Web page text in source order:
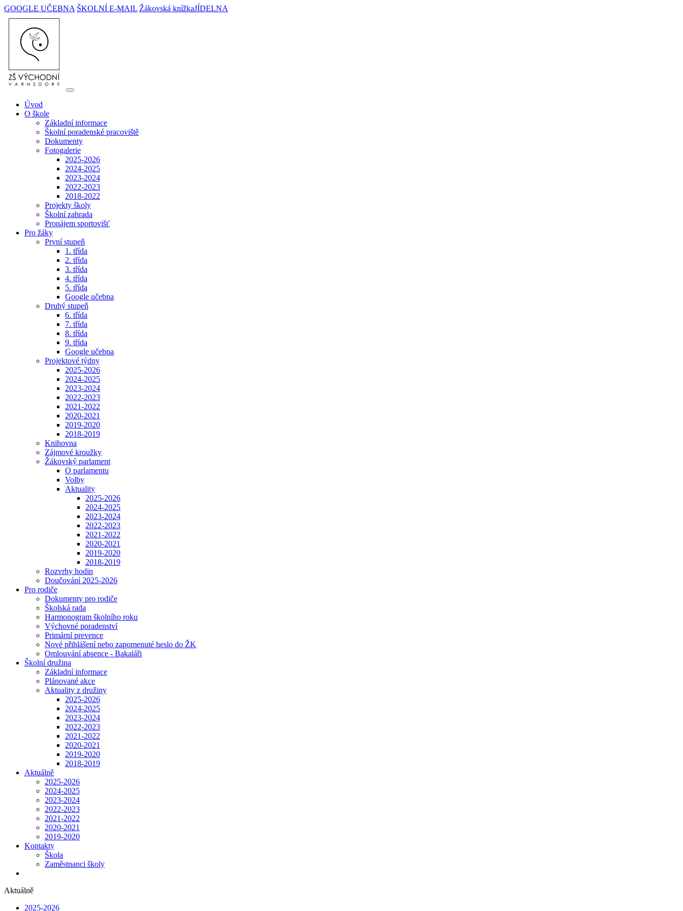
GOOGLE UČEBNA ŠKOLNÍ E-MAIL Žákovská knížkaJÍDELNA
Úvod
O škole
Základní informace
Školní poradenské pracoviště
Dokumenty
Fotogalerie
2025-2026
2024-2025
2023-2024
2022-2023
2018-2022
Projekty školy
Školní zahrada
Pronájem sportovišť
Pro žáky
První stupeň
1. třída
2. třída
3. třída
4. třída
5. třída
Google učebna
Druhý stupeň
6. třída
7. třída
8. třída
9. třída
Google učebna
Projektové týdny
2025-2026
2024-2025
2023-2024
2022-2023
2021-2022
2020-2021
2019-2020
2018-2019
Knihovna
Zájmové kroužky
Žákovský parlament
O parlamentu
Volby
Aktuality
2025-2026
2024-2025
2023-2024
2022-2023
2021-2022
2020-2021
2019-2020
2018-2019
Rozvrhy hodin
Doučování 2025-2026
Pro rodiče
Dokumenty pro rodiče
Školská rada
Harmonogram školního roku
Výchovné poradenství
Primární prevence
Nové přihlášení nebo zapomenuté heslo do ŽK
Omlouvání absence - Bakaláři
Školní družina
Základní informace
Plánované akce
Aktuality z družiny
2025-2026
2024-2025
2023-2024
2022-2023
2021-2022
2020-2021
2019-2020
2018-2019
Aktuálně
2025-2026
2024-2025
2023-2024
2022-2023
2021-2022
2020-2021
2019-2020
Kontakty
Škola
Zaměstnanci školy
Aktuálně
2025-2026